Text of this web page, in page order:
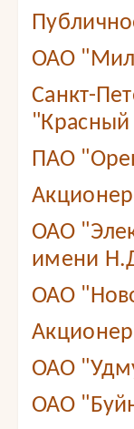
ОАО
Санкт-
ПАО
ОАО
имени
ОАО
ОАО
ОАО